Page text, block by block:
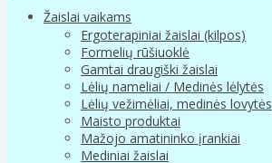
Žaislai vaikams
Ergoterapiniai žaislai (kilpos)
Formelių rūšiuoklė
Gamtai draugiški žaislai
Lėlių nameliai / Medinės lėlytės
Lėlių vežimėliai, medinės lovytės
Maisto produktai
Mažojo amatininko įrankiai
Mediniai žaislai